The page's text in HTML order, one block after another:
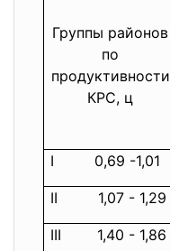
Группы районов
по
продуктивности
КРС, ц
I 0,69 -1,01
II 1,07 - 1,29
III 1,40 - 1,86